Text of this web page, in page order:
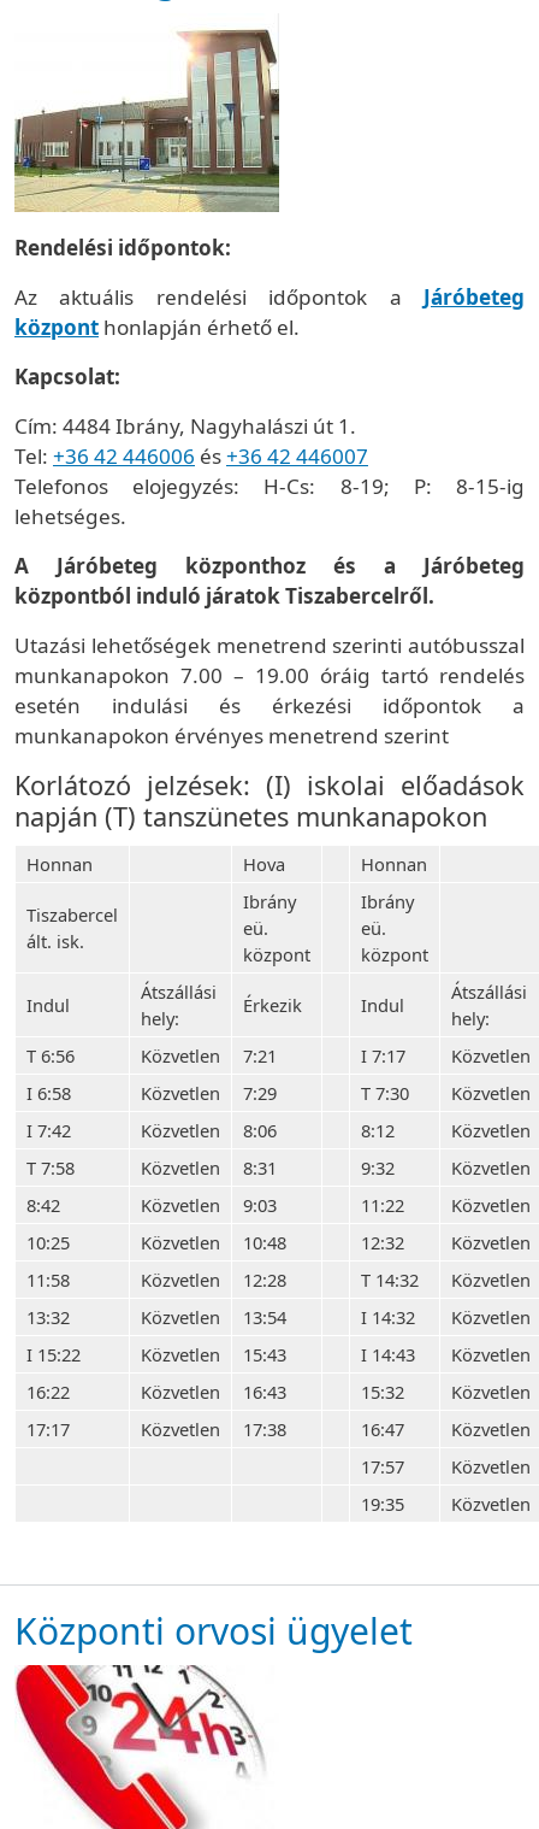
Rendelési időpontok:
Az aktuális rendelési időpontok a
Járóbeteg
központ honlapján érhető el.
Kapcsolat:
Cím: 4484 Ibrány, Nagyhalászi út 1.
Tel: +36 42 446006 és+36 42 446007
Telefonos elojegyzés: H-Cs: 8-19; P: 8-15-ig
lehetséges.
A Járóbeteg központhoz és a Járóbeteg
központból induló járatok Tiszabercelről.
Utazási lehetőségek menetrend szerinti autóbusszal
munkanapokon 7.00 – 19.00 óráig tartó rendelés
esetén indulási és érkezési időpontok a
munkanapokon érvényes menetrend szerint
Korlátozó jelzések: (I) iskolai előadások
napján (T) tanszünetes munkanapokon
Honnan Hova Honnan
Tiszabercel
ált. isk.
Ibrány
eü.
központ
Ibrány
eü.
központ
Indul
Átszállási
hely:
Érkezik Indul
Átszállási
hely:
T 6:56
Közvetlen 7:21 I 7:17
Közvetlen
I 6:58
Közvetlen 7:29 T 7:30
Közvetlen
I 7:42
Közvetlen 8:06 8:12
Közvetlen
T 7:58
Közvetlen 8:31 9:32
Közvetlen
8:42
Közvetlen 9:03 11:22
Közvetlen
10:25
Közvetlen 10:48 12:32
Közvetlen
11:58
Közvetlen 12:28 T 14:32
Közvetlen
13:32
Közvetlen 13:54 I 14:32
Közvetlen
I 15:22
Közvetlen 15:43 I 14:43
Közvetlen
16:22
Közvetlen 16:43 15:32
Közvetlen
17:17
Közvetlen 17:38 16:47
Közvetlen
17:57
Közvetlen
19:35
Közvetlen
Központi orvosi ügyelet